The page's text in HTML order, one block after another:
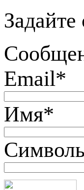
Email*
Имя*